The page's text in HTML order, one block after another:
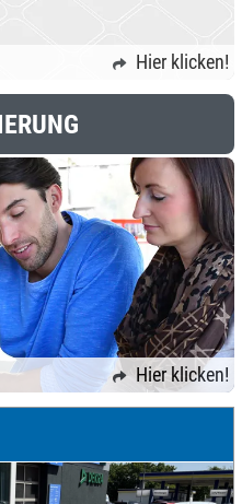
Hier klicken!
Hier klicken!